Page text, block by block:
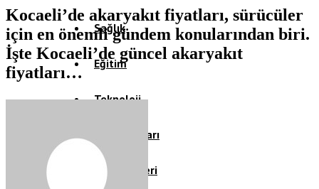
Sağlık
Eğitim
Teknoloji
Köşe Yazıları
Video Galeri
Kocaeli’de akaryakıt fiyatları, sürücüler
için en önemli gündem konularından biri.
İşte Kocaeli’de güncel akaryakıt
fiyatları…